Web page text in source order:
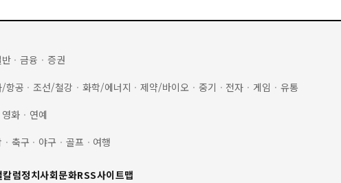
· 금융 · 증권
/항공 · 조선/철강 · 화학/에너지 · 제약/바이오 · 중기 · 전자 · 게임 · 유통
영화 · 연예
· 축구 · 야구 · 골프 · 여행
칼럼정치사회문화RSS사이트맵